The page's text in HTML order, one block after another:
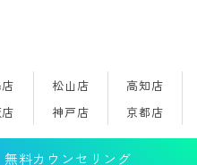
無料カウンセリング
松山店
高知店
神戸店 京都店